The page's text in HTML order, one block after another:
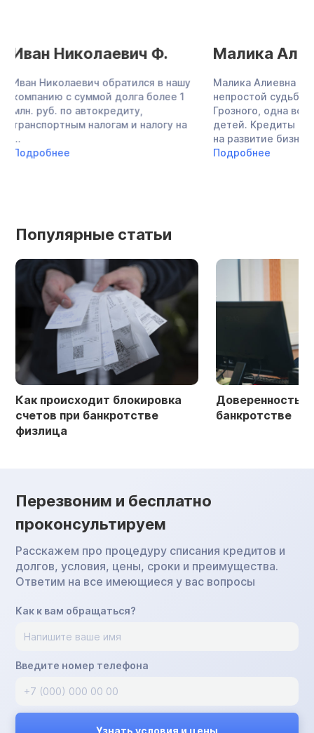
Малика Алиевна Б.
Малика Алиевна — женщина
непростой судьбы, родом из
Грозного, одна воспитывала троих
детей. Кредиты в банке оформляла
на развитие бизнеса, ...
Подробнее
Александр
Александр
многодетный
супругой в
работает в
охране. Общий
Популярные статьи
Как происходит блокировка
счетов при банкротстве
физлица
Доверенность
банкротстве
Перезвоним и бесплатно
проконсультируем
Расскажем про процедуру списания кредитов и
долгов, условия, цены, сроки и преимущества.
Ответим на все имеющиеся у вас вопросы
Как к вам обращаться?
Введите номер телефона